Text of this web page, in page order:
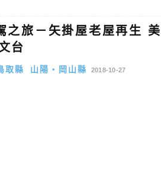
之旅－矢掛屋老屋再生
台
取縣 山陽・岡山縣 2018-10-27